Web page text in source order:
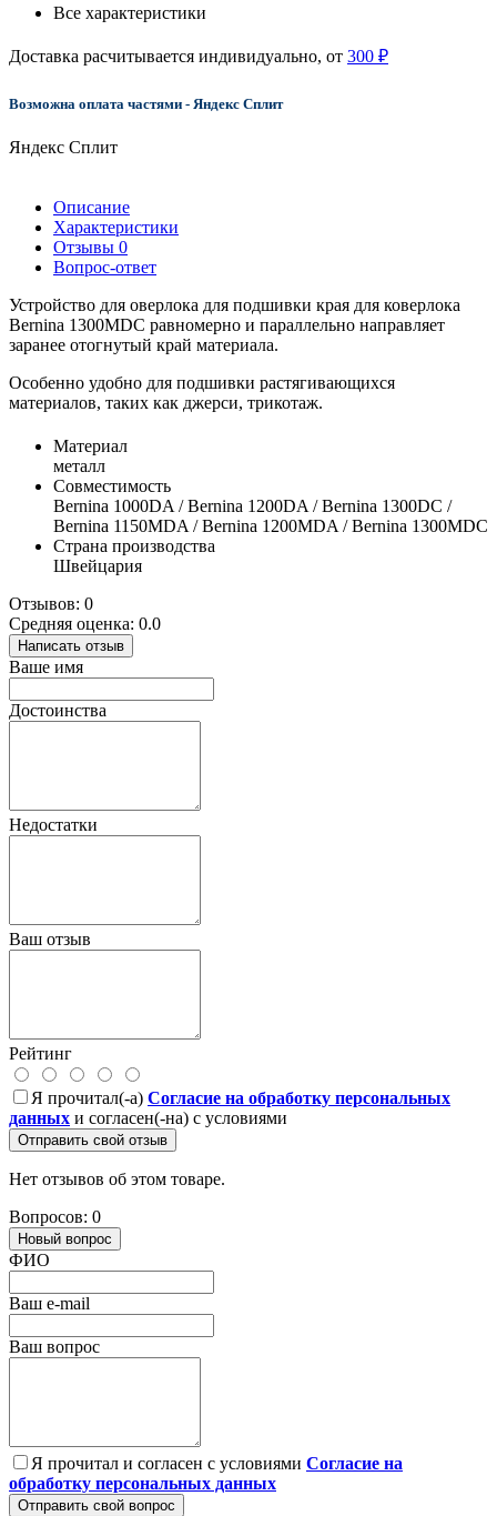
Все характеристики
Доставка расчитывается индивидуально, от 300 ₽
Возможна оплата частями - Яндекс Сплит
Яндекс Сплит
Описание
Характеристики
Отзывы 0
Вопрос-ответ
Устройство для оверлока для подшивки края для коверлока
Bernina 1300MDC равномерно и параллельно направляет
заранее отогнутый край материала.
Особенно удобно для подшивки растягивающихся
материалов, таких как джерси, трикотаж.
Материал
металл
Совместимость
Bernina 1000DA / Bernina 1200DA / Bernina 1300DC /
Bernina 1150MDA / Bernina 1200MDA / Bernina 1300MDC
Страна производства
Швейцария
Отзывов: 0
Средняя оценка: 0.0
Написать отзыв
Ваше имя
Достоинства
Недостатки
Ваш отзыв
Рейтинг
Я прочитал(-а) Согласие на обработку персональных
данных и согласен(-на) с условиями
Отправить свой отзыв
Нет отзывов об этом товаре.
Вопросов: 0
Новый вопрос
ФИО
Ваш e-mail
Ваш вопрос
Я прочитал и согласен с условиями Согласие на
обработку персональных данных
Отправить свой вопрос